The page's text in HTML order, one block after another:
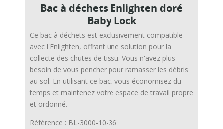
Bac à déchets Enlighten doré
Baby Lock
Ce bac à déchets est exclusivement compatible
avec l'Enlighten, offrant une solution pour la
collecte des chutes de tissu. Vous n'avez plus
besoin de vous pencher pour ramasser les débris
au sol. En utilisant ce bac, vous économisez du
temps et maintenez votre espace de travail propre
et ordonné.
Référence : BL-3000-10-36